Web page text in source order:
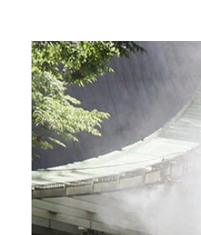
ZENTENKOU 折 55cm
直径約97㎝の晴雨兼用
バー骨による耐風性な
ZENTENKOU 60cm
クイックシャット ライ
畳みやすさにこだわっ
210gの軽量設計も特徴。
COKAGE＋木手元55cm